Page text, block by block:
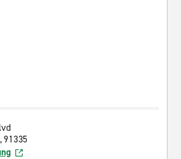
91335